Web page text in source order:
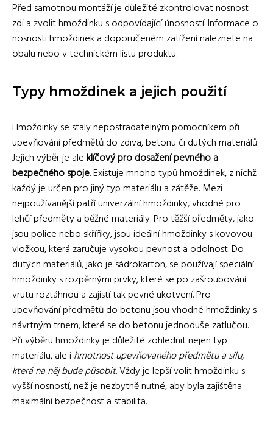
Před samotnou montáží je důležité zkontrolovat nosnost
zdi a zvolit hmoždinku s odpovídající únosností. Informace o
nosnosti hmoždinek a doporučeném zatížení naleznete na
obalu nebo v technickém listu produktu.
Typy hmoždinek a jejich použití
Hmoždinky se staly nepostradatelným pomocníkem při
upevňování předmětů do zdiva, betonu či dutých materiálů.
Jejich výběr je aleklíčový pro dosažení pevného a
bezpečného spoje. Existuje mnoho typů hmoždinek, z nichž
každý je určen pro jiný typ materiálu a zátěže. Mezi
nejpoužívanější patří univerzální hmoždinky, vhodné pro
lehčí předměty a běžné materiály. Pro těžší předměty, jako
jsou police nebo skříňky, jsou ideální hmoždinky s kovovou
vložkou, která zaručuje vysokou pevnost a odolnost. Do
dutých materiálů, jako je sádrokarton, se používají speciální
hmoždinky s rozpěrnými prvky, které se po zašroubování
vrutu roztáhnou a zajistí tak pevné ukotvení. Pro
upevňování předmětů do betonu jsou vhodné hmoždinky s
návrtným trnem, které se do betonu jednoduše zatlučou.
Při výběru hmoždinky je důležité zohlednit nejen typ
materiálu, ale ihmotnost upevňovaného předmětu a sílu,
která na něj bude působit. Vždy je lepší volit hmoždinku s
vyšší nosností, než je nezbytně nutné, aby byla zajištěna
maximální bezpečnost a stabilita.